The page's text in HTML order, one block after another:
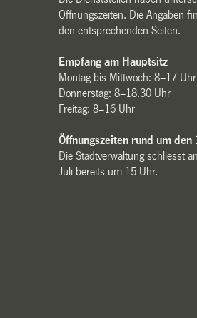
Öffnungszeiten. Die Angaben
den entsprechenden Seiten.
Empfang am Hauptsitz
Montag bis Mittwoch: 8–17 Uhr
Donnerstag: 8–18.30 Uhr
Freitag: 8–16 Uhr
Öffnungszeiten rund um den
Die Stadtverwaltung schliesst
Juli bereits um 15 Uhr.